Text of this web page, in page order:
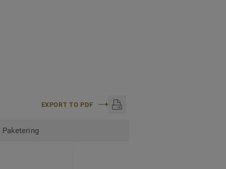
EXPORT TO PDF
Paketering